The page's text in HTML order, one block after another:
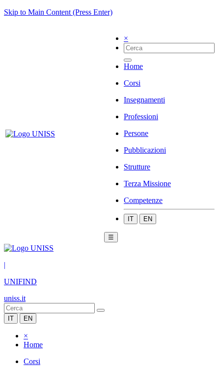
Skip to Main Content (Press Enter)
×
Home
Corsi
Insegnamenti
Professioni
Persone
Pubblicazioni
Strutture
Terza Missione
Competenze
IT EN
☰
|
UNIFIND
uniss.it
IT EN
×
Home
Corsi